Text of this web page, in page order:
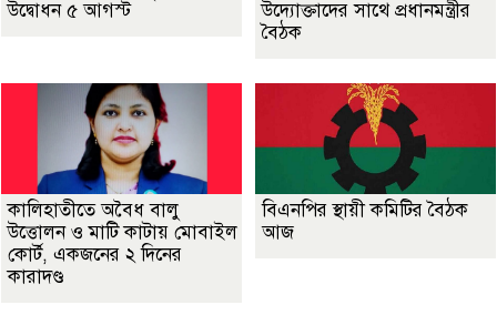
উদ্বোধন ৫ আগস্ট
উদ্যোক্তাদের সাথে প্রধানমন্ত্রীর
বৈঠক
কালিহাতীতে অবৈধ বালু
উত্তোলন ও মাটি কাটায় মোবাইল
কোর্ট, একজনের ২ দিনের
কারাদণ্ড
বিএনপির স্থায়ী কমিটির বৈঠক
আজ